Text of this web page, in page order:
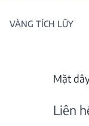
VÀNG TÍCH LŨY
Mặt
Liên